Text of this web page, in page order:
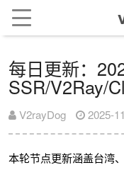
每日更新：
SSR/V2Ray/
V2rayDog 2025-
本轮节点更新涵盖台湾